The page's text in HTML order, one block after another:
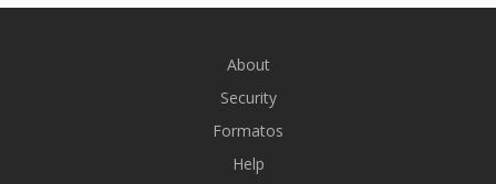
About
Security
Formatos
Help